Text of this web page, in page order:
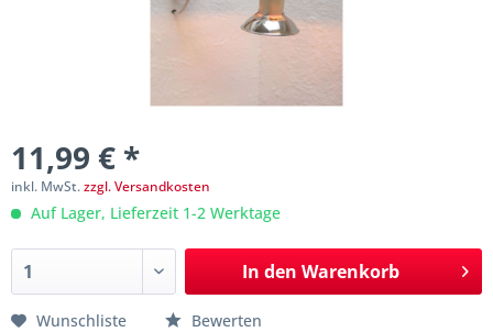
11,99 € *
inkl. MwSt.zzgl. Versandkosten
Auf Lager, Lieferzeit 1-2 Werktage
In den Warenkorb
Wunschliste Bewerten